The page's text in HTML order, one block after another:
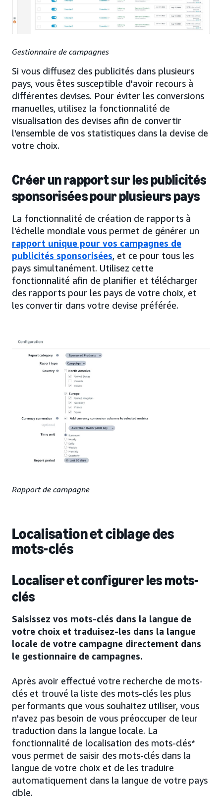
Gestionnaire de campagnes
Si vous diffusez des publicités dans plusieurs
pays, vous êtes susceptible d'avoir recours à
différentes devises. Pour éviter les conversions
manuelles, utilisez la fonctionnalité de
visualisation des devises afin de convertir
l'ensemble de vos statistiques dans la devise de
votre choix.
Créer un rapport sur les publicités
sponsorisées pour plusieurs pays
La fonctionnalité de création de rapports à
l'échelle mondiale vous permet de générer un
rapport unique pour vos campagnes de
publicités sponsorisées, et ce pour tous les
pays simultanément. Utilisez cette
fonctionnalité afin de planifier et télécharger
des rapports pour les pays de votre choix, et
les convertir dans votre devise préférée.
Rapport de campagne
Localisation et ciblage des
mots-clés
Localiser et configurer les mots-
clés
Saisissez vos mots-clés dans la langue de
votre choix et traduisez-les dans la langue
locale de votre campagne directement dans
le gestionnaire de campagnes.
Après avoir effectué votre recherche de mots-
clés et trouvé la liste des mots-clés les plus
performants que vous souhaitez utiliser, vous
n'avez pas besoin de vous préoccuper de leur
traduction dans la langue locale. La
fonctionnalité de localisation des mots-clés*
vous permet de saisir des mots-clés dans la
langue de votre choix et de les traduire
automatiquement dans la langue de votre pays
cible.